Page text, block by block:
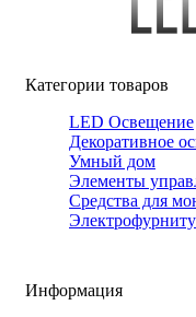
Категории товаров
LED Освещение
Декоративное
Умный дом
Элементы
Средства для
Информация